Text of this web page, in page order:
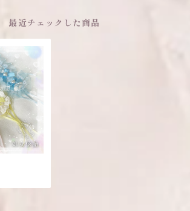
最近チェックした商品